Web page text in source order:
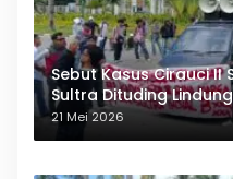
Sebut Kasus Cirauci II
Sultra Dituding
21 Mei 2026